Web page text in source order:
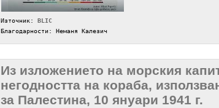
Източник:BLIC
Благодарности: Неманя Калезич
Из изложението на морския
негодността на кораба,
за Палестина, 10 януари 1941 г.